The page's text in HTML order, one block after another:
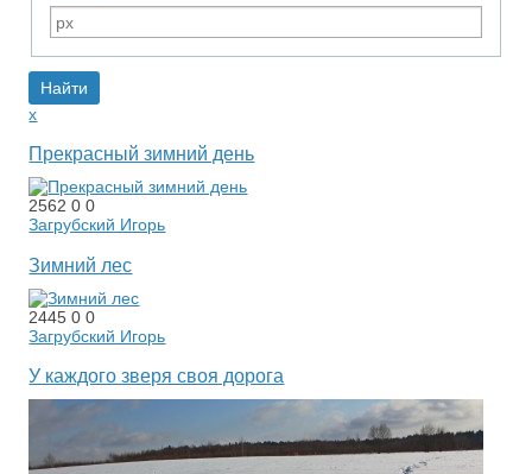
x
Прекрасный зимний день
256200
Загрубский Игорь
Зимний лес
244500
Загрубский Игорь
У каждого зверя своя дорога